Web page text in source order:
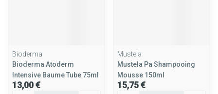
Bioderma
Bioderma Atoderm
Intensive Baume Tube 75ml
13,00 €
Mustela
Mustela Pa Shampooing
Mousse 150ml
15,75 €